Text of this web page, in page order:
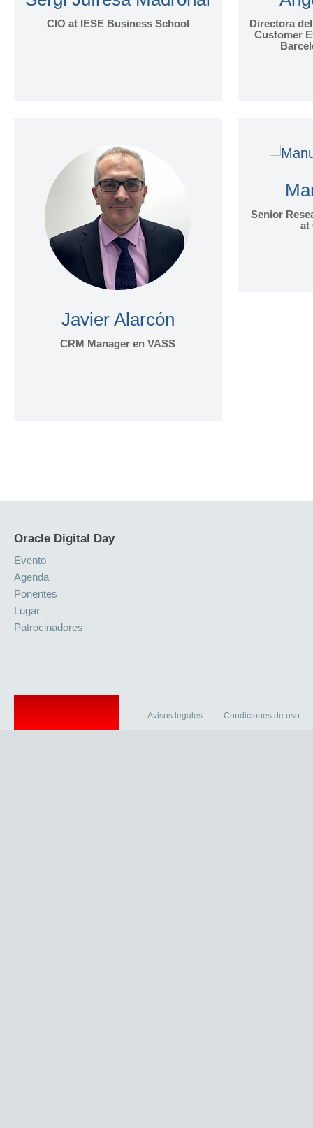
CIO at IESE Business School
Directora
Customer
Javier Alarcón
CRM Manager en VASS
Senior
at
Oracle Digital Day
Evento
Agenda
Ponentes
Lugar
Patrocinadores
Avisos legales Condiciones de uso